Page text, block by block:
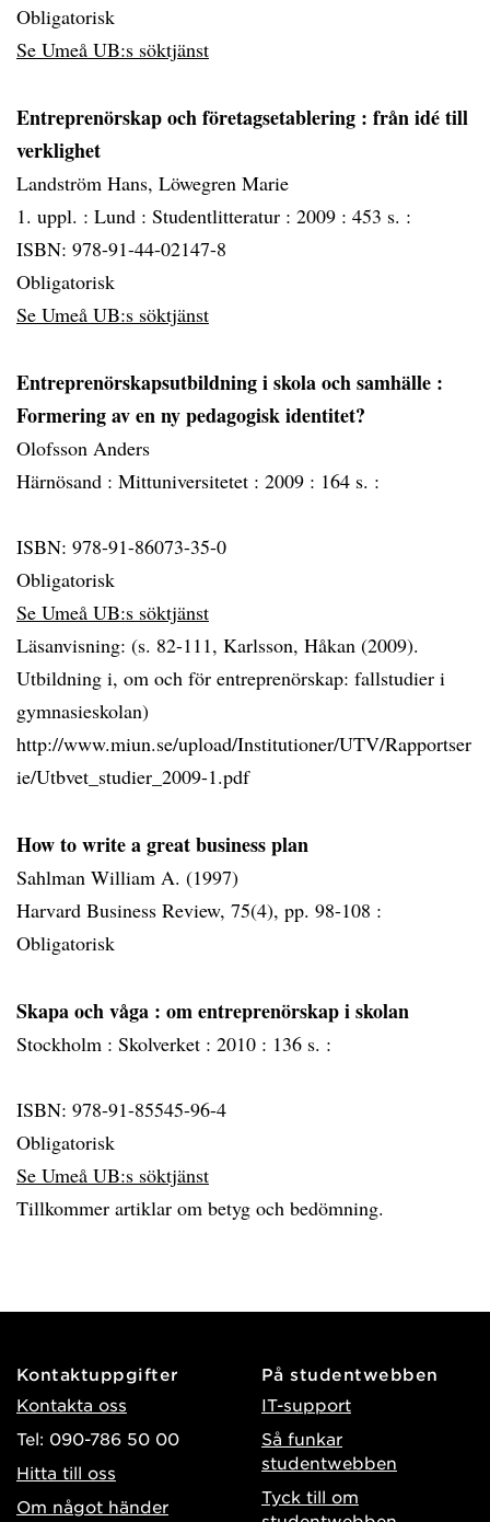
Obligatorisk
Se Umeå UB:s söktjänst
Entreprenörskap och företagsetablering : från idé till
verklighet
Landström Hans, Löwegren Marie
1. uppl. : Lund : Studentlitteratur : 2009 : 453 s. :
ISBN: 978-91-44-02147-8
Obligatorisk
Se Umeå UB:s söktjänst
Entreprenörskapsutbildning i skola och samhälle :
Formering av en ny pedagogisk identitet?
Olofsson Anders
Härnösand : Mittuniversitetet : 2009 : 164 s. :
ISBN: 978-91-86073-35-0
Obligatorisk
Se Umeå UB:s söktjänst
Läsanvisning: (s. 82-111, Karlsson, Håkan (2009).
Utbildning i, om och för entreprenörskap: fallstudier i
gymnasieskolan)
http://www.miun.se/upload/Institutioner/UTV/Rapportser
ie/Utbvet_studier_2009-1.pdf
How to write a great business plan
Sahlman William A. (1997)
Harvard Business Review, 75(4), pp. 98-108 :
Obligatorisk
Skapa och våga : om entreprenörskap i skolan
Stockholm : Skolverket : 2010 : 136 s. :
ISBN: 978-91-85545-96-4
Obligatorisk
Se Umeå UB:s söktjänst
Tillkommer artiklar om betyg och bedömning.
Kontaktuppgifter
Kontakta oss
Tel: 090-786 50 00
Hitta till oss
Om något händer
På studentwebben
IT-support
Så funkar
studentwebben
Tyck till om